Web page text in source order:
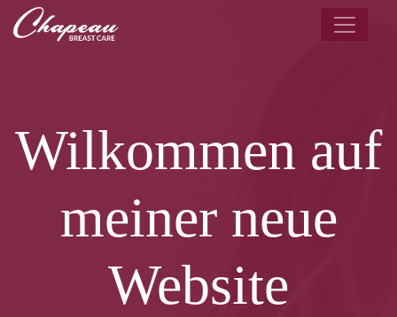
Wilkommen auf
meiner neue
Website